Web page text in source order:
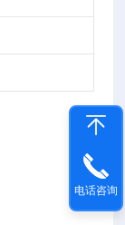
电话咨询